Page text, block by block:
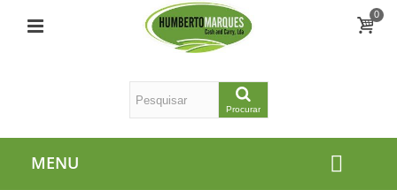
0
Procurar
MENU